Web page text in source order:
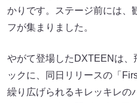
かりです。ステージ前には、
フが集まりました。
やがて登場したDXTEENは
ックに、同日リリースの「
繰り広げられるキレッキレの